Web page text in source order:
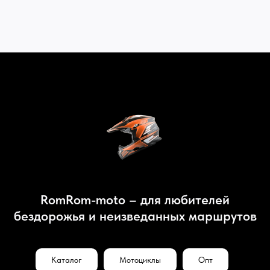
RomRom-moto – для любителей
бездорожья и неизведанных маршрутов
Каталог Мотоциклы Опт